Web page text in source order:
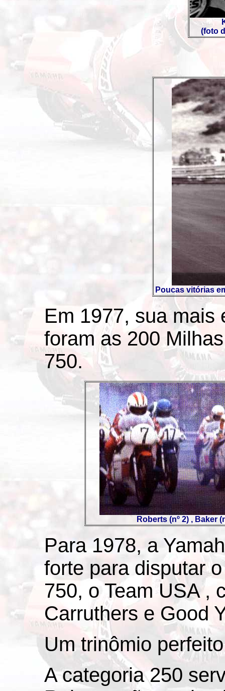
(foto
Poucas vitórias
Em 1977, sua mais
foram as 200
750.
Roberts (nº 2) , Baker
Para 1978, a
forte para disputar
750, o Team USA ,
Carruthers e Good
Um trinômio
A categoria 250